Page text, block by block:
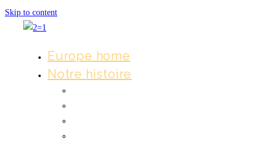
Skip to content
Europe home
Notre histoire